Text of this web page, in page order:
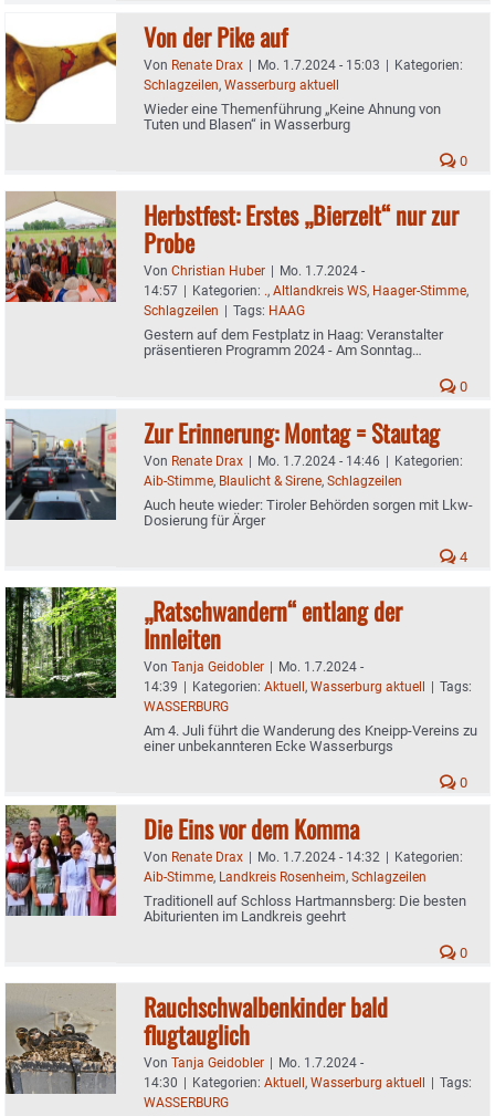
Von der Pike auf
Von Renate Drax | Mo. 1.7.2024 - 15:03 | Kategorien:
Schlagzeilen, Wasserburg aktuell
Wieder eine Themenführung „Keine Ahnung von
Tuten und Blasen“ in Wasserburg
0
Herbstfest: Erstes „Bierzelt“ nur zur
Probe
Von Christian Huber | Mo. 1.7.2024 -
14:57 | Kategorien: ., Altlandkreis WS, Haager-Stimme,
Schlagzeilen | Tags: HAAG
Gestern auf dem Festplatz in Haag: Veranstalter
präsentieren Programm 2024 - Am Sonntag
0
Zur Erinnerung: Montag = Stautag
Von Renate Drax | Mo. 1.7.2024 - 14:46 | Kategorien:
Aib-Stimme, Blaulicht & Sirene, Schlagzeilen
Auch heute wieder: Tiroler Behörden sorgen mit Lkw-
Dosierung für Ärger
4
„Ratschwandern“ entlang der
Innleiten
Von Tanja Geidobler | Mo. 1.7.2024 -
14:39 | Kategorien: Aktuell, Wasserburg aktuell | Tags:
WASSERBURG
Am 4. Juli führt die Wanderung des Kneipp-Vereins zu
einer unbekannteren Ecke Wasserburgs
0
Die Eins vor dem Komma
Von Renate Drax | Mo. 1.7.2024 - 14:32 | Kategorien:
Aib-Stimme, Landkreis Rosenheim, Schlagzeilen
Traditionell auf Schloss Hartmannsberg: Die besten
Abiturienten im Landkreis geehrt
0
Rauchschwalbenkinder bald
flugtauglich
Von Tanja Geidobler | Mo. 1.7.2024 -
14:30 | Kategorien: Aktuell, Wasserburg aktuell | Tags:
WASSERBURG